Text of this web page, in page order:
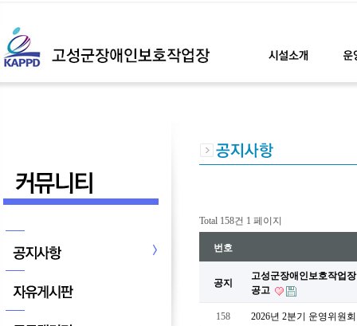
Total 158건 1 페이지
번호
공지
고성군장애인보호작업
공고
158 2026년 2분기 운영위원